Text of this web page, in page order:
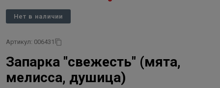
Нет в наличии
Артикул: 006431
Запарка "свежесть" (мята,
мелисса, душица)